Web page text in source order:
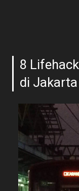
8
di Jakarta